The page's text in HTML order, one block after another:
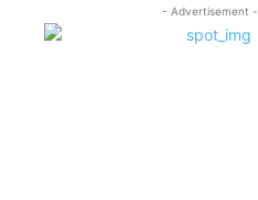
- Advertisement -